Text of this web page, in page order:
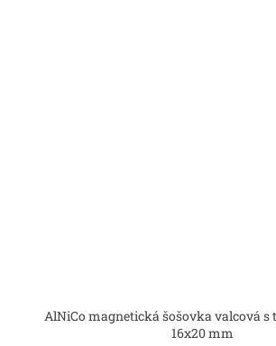
AlNiCo magnetická šošovka valcová s
16x20 mm